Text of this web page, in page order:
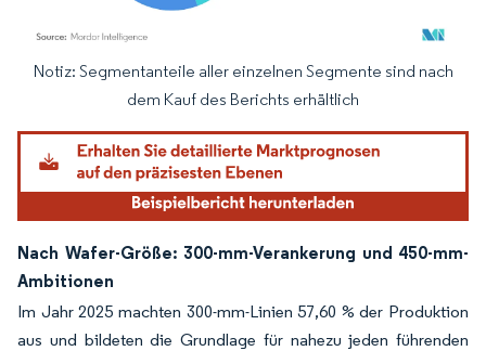
Bild © Mordor Intelligence. Wiederverwendung erfordert Namensnennung
Notiz: Segmentanteile aller einzelnen Segmente sind nach
dem Kauf des Berichts erhältlich
Nach Wafer-Größe: 300-mm-Verankerung und 450-mm-
Ambitionen
Im Jahr 2025 machten 300-mm-Linien 57,60 % der Produktion
aus und bildeten die Grundlage für nahezu jeden führenden